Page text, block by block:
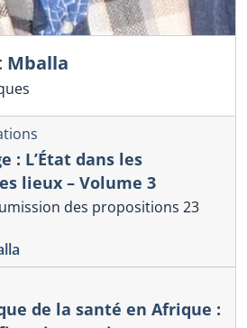
Mballa
: L’État dans les
lieux – Volume 3
des propositions 23
de la santé en Afrique :